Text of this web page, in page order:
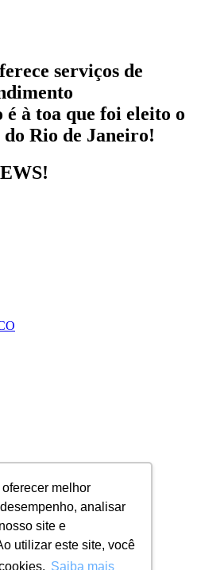
melhor
analisar
site e
utilizar este site, você
Saiba mais
serviços de
é à toa que foi eleito o
Rio de Janeiro!